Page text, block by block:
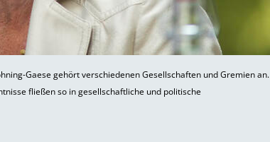
Gaese gehört verschiedenen Gesellschaften und Gremien an.
fließen so in gesellschaftliche und politische